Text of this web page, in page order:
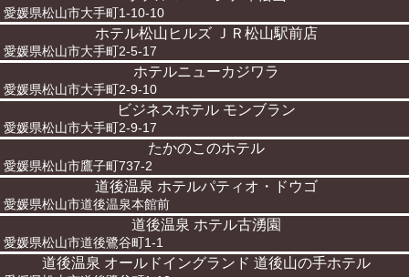
愛媛県松山市大手町1-10-10
ホテル松山ヒルズ ＪＲ松山駅前店
愛媛県松山市大手町2-5-17
ホテルニューカジワラ
愛媛県松山市大手町2-9-10
ビジネスホテル モンブラン
愛媛県松山市大手町2-9-17
たかのこのホテル
愛媛県松山市鷹子町737-2
道後温泉 ホテルパティオ・ドウゴ
愛媛県松山市道後温泉本館前
道後温泉 ホテル古湧園
愛媛県松山市道後鷺谷町1-1
道後温泉 オールドイングランド 道後山の手ホテル